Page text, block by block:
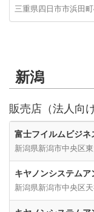
三重県四日市市浜田
新潟
販売店（法人向け
富士フイルムビジネ
新潟県新潟市中央区
キヤノンシステム
新潟県新潟市中央区